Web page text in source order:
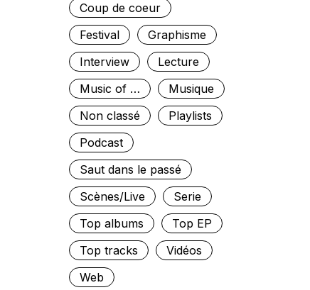
Coup de coeur
Festival
Graphisme
Interview
Lecture
Music of …
Musique
Non classé
Playlists
Podcast
Saut dans le passé
Scènes/Live
Serie
Top albums
Top EP
Top tracks
Vidéos
Web